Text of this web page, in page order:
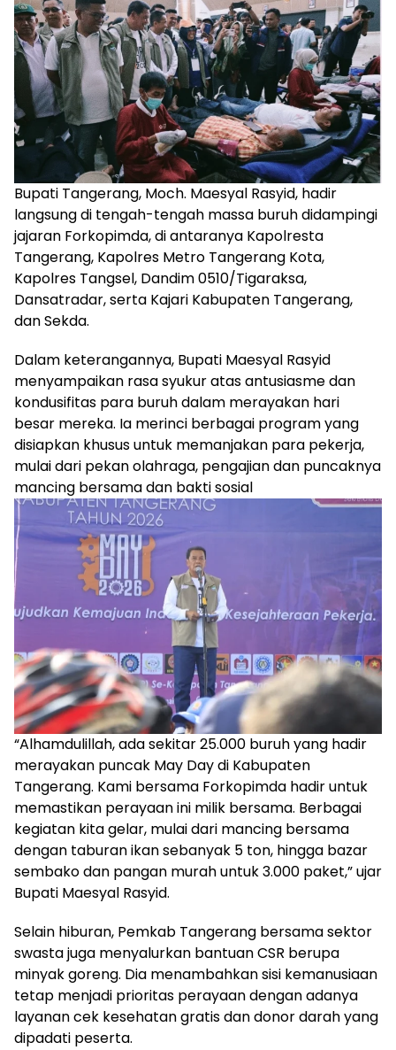
Bupati Tangerang, Moch. Maesyal Rasyid, hadir
langsung di tengah-tengah massa buruh didampingi
jajaran Forkopimda, di antaranya Kapolresta
Tangerang, Kapolres Metro Tangerang Kota,
Kapolres Tangsel, Dandim 0510/Tigaraksa,
Dansatradar, serta Kajari Kabupaten Tangerang,
dan Sekda.
Dalam keterangannya, Bupati Maesyal Rasyid
menyampaikan rasa syukur atas antusiasme dan
kondusifitas para buruh dalam merayakan hari
besar mereka. Ia merinci berbagai program yang
disiapkan khusus untuk memanjakan para pekerja,
mulai dari pekan olahraga, pengajian dan puncaknya
mancing bersama dan bakti sosial
“Alhamdulillah, ada sekitar 25.000 buruh yang hadir
merayakan puncak May Day di Kabupaten
Tangerang. Kami bersama Forkopimda hadir untuk
memastikan perayaan ini milik bersama. Berbagai
kegiatan kita gelar, mulai dari mancing bersama
dengan taburan ikan sebanyak 5 ton, hingga bazar
sembako dan pangan murah untuk 3.000 paket,” ujar
Bupati Maesyal Rasyid.
Selain hiburan, Pemkab Tangerang bersama sektor
swasta juga menyalurkan bantuan CSR berupa
minyak goreng. Dia menambahkan sisi kemanusiaan
tetap menjadi prioritas perayaan dengan adanya
layanan cek kesehatan gratis dan donor darah yang
dipadati peserta.